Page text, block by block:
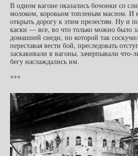
В одном вагоне оказались бочонки со
молоком, коровьим топленым маслом. И
открыть дорогу к этим прелестям. Ну и
каски — все, во что только можно было
домашней снеди, по которой так
переставая вести бой, преследовать
заскакивали в вагоны, зачерпывали что-
бегу наслаждались им.
***